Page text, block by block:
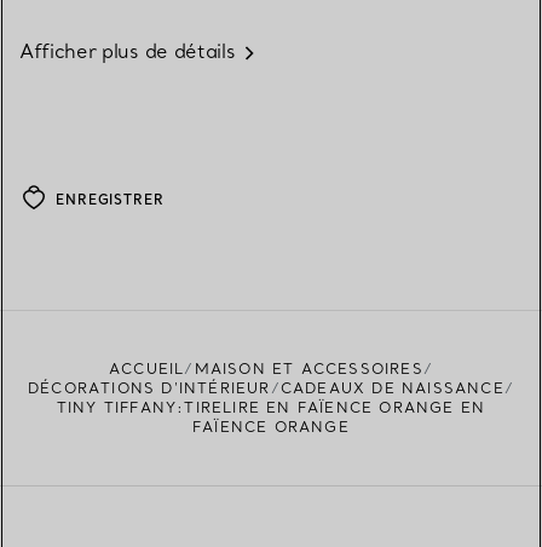
Afficher plus de détails
ENREGISTRER
ACCUEIL
MAISON ET ACCESSOIRES
DÉCORATIONS D'INTÉRIEUR
CADEAUX DE NAISSANCE
TINY TIFFANY:TIRELIRE EN FAÏENCE ORANGE EN
FAÏENCE ORANGE